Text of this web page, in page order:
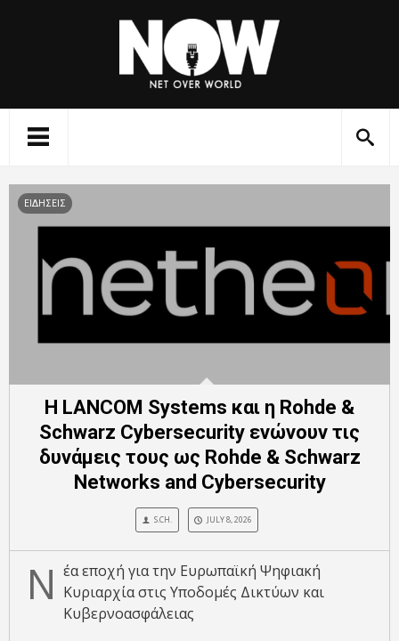
ΕΙΔΗΣΕΙΣ
Η LANCOM Systems και η Rohde &
Schwarz Cybersecurity ενώνουν τις
δυνάμεις τους ως Rohde & Schwarz
Networks and Cybersecurity
S.CH. JULY 8, 2026
Ν έα εποχή για την Ευρωπαϊκή Ψηφιακή
Κυριαρχία στις Υποδομές Δικτύων και
Κυβερνοασφάλειας